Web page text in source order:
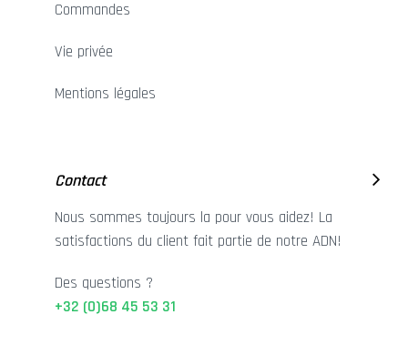
Commandes
Vie privée
Mentions légales
Contact
Nous sommes toujours la pour vous aidez! La
satisfactions du client fait partie de notre ADN!
Des questions ?
+32 (0)68 45 53 31